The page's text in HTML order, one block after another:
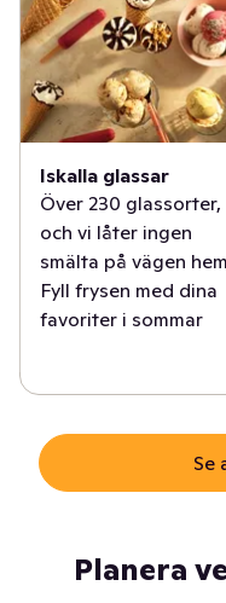
Iskalla glassar
Över 230 glassorter,
och vi låter ingen
smälta på vägen
Fyll frysen med dina
favoriter i sommar
Se
Planera